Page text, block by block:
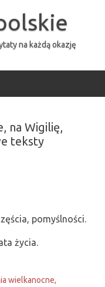
na każdą okazję
na Wigilię,
teksty
pomyślności.
życia.
wielkanocne,